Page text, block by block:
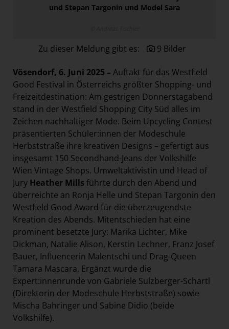
Paradies Garten
The Companion
The Hoxton
Unibail-Rodamco-Westfield
Vöslauer
NMK
MEDIA
KONTAKT
und Stepan Targonin und Model Sara
Zu dieser Meldung gibt es: 9 Bilder
Vösendorf, 6. Juni 2025 – Auftakt für das Westfield
Good Festival in Österreichs größter Shopping- und
Freizeitdestination: Am gestrigen Donnerstagabend
stand in der Westfield Shopping City Süd alles im
Zeichen nachhaltiger Mode. Beim Upcycling Contest
präsentierten Schüler:innen der Modeschule
Herbststraße ihre kreativen Designs – gefertigt aus
insgesamt 150 Secondhand-Jeans der Volkshilfe
Wien Vintage Shops. Umweltaktivistin und Head of
Jury Heather Mills führte durch den Abend und
überreichte an Ronja Helle und Stepan Targonin den
Westfield Good Award für die überzeugendste
Kreation des Abends. Mitentschieden hat eine
prominent besetzte Jury: Marika Lichter, Mike
Dickman, Natalie Alison, Kerstin Lechner, Franz Josef
Bauer, Influencerin Malentschi und Drag-Queen
Tamara Mascara. Ergänzt wurde die
Expert:innenrunde von Gabriele Sulzberger-Schartl
(Direktorin der Modeschule Herbststraße) sowie
Mischa Bahringer und Sabine Didio (beide
Volkshilfe).